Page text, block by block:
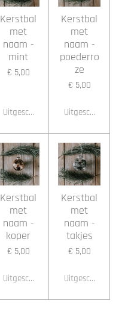
Kerstbal
met
naam -
mint
€ 5,00
Uitgeschakeld
Kerstbal
met
naam -
poederro
ze
€ 5,00
Uitgeschakeld
Kerstbal
met
naam -
koper
€ 5,00
Uitgeschakeld
Kerstbal
met
naam -
takjes
€ 5,00
Uitgeschakeld